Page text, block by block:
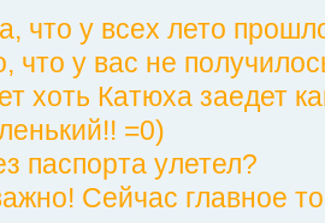
что у всех лето
что у вас не
хоть Катюха заедет
=0)
паспорта улетел?
Сейчас главное